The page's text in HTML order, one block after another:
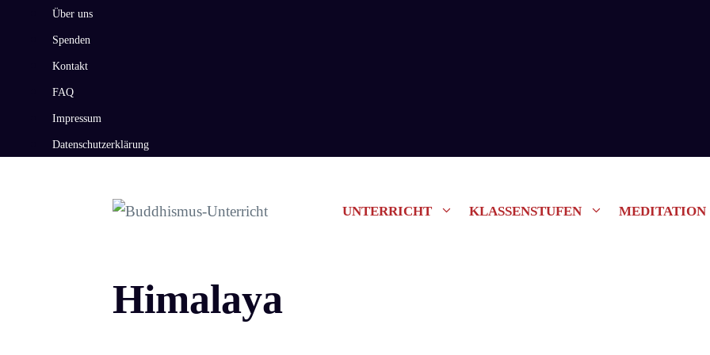
Über uns
Spenden
Kontakt
FAQ
Impressum
Datenschutzerklärung
UNTERRICHT KLASSENSTUFEN MEDITATION
Himalaya